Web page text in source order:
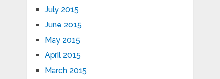
July 2015
June 2015
May 2015
April 2015
March 2015